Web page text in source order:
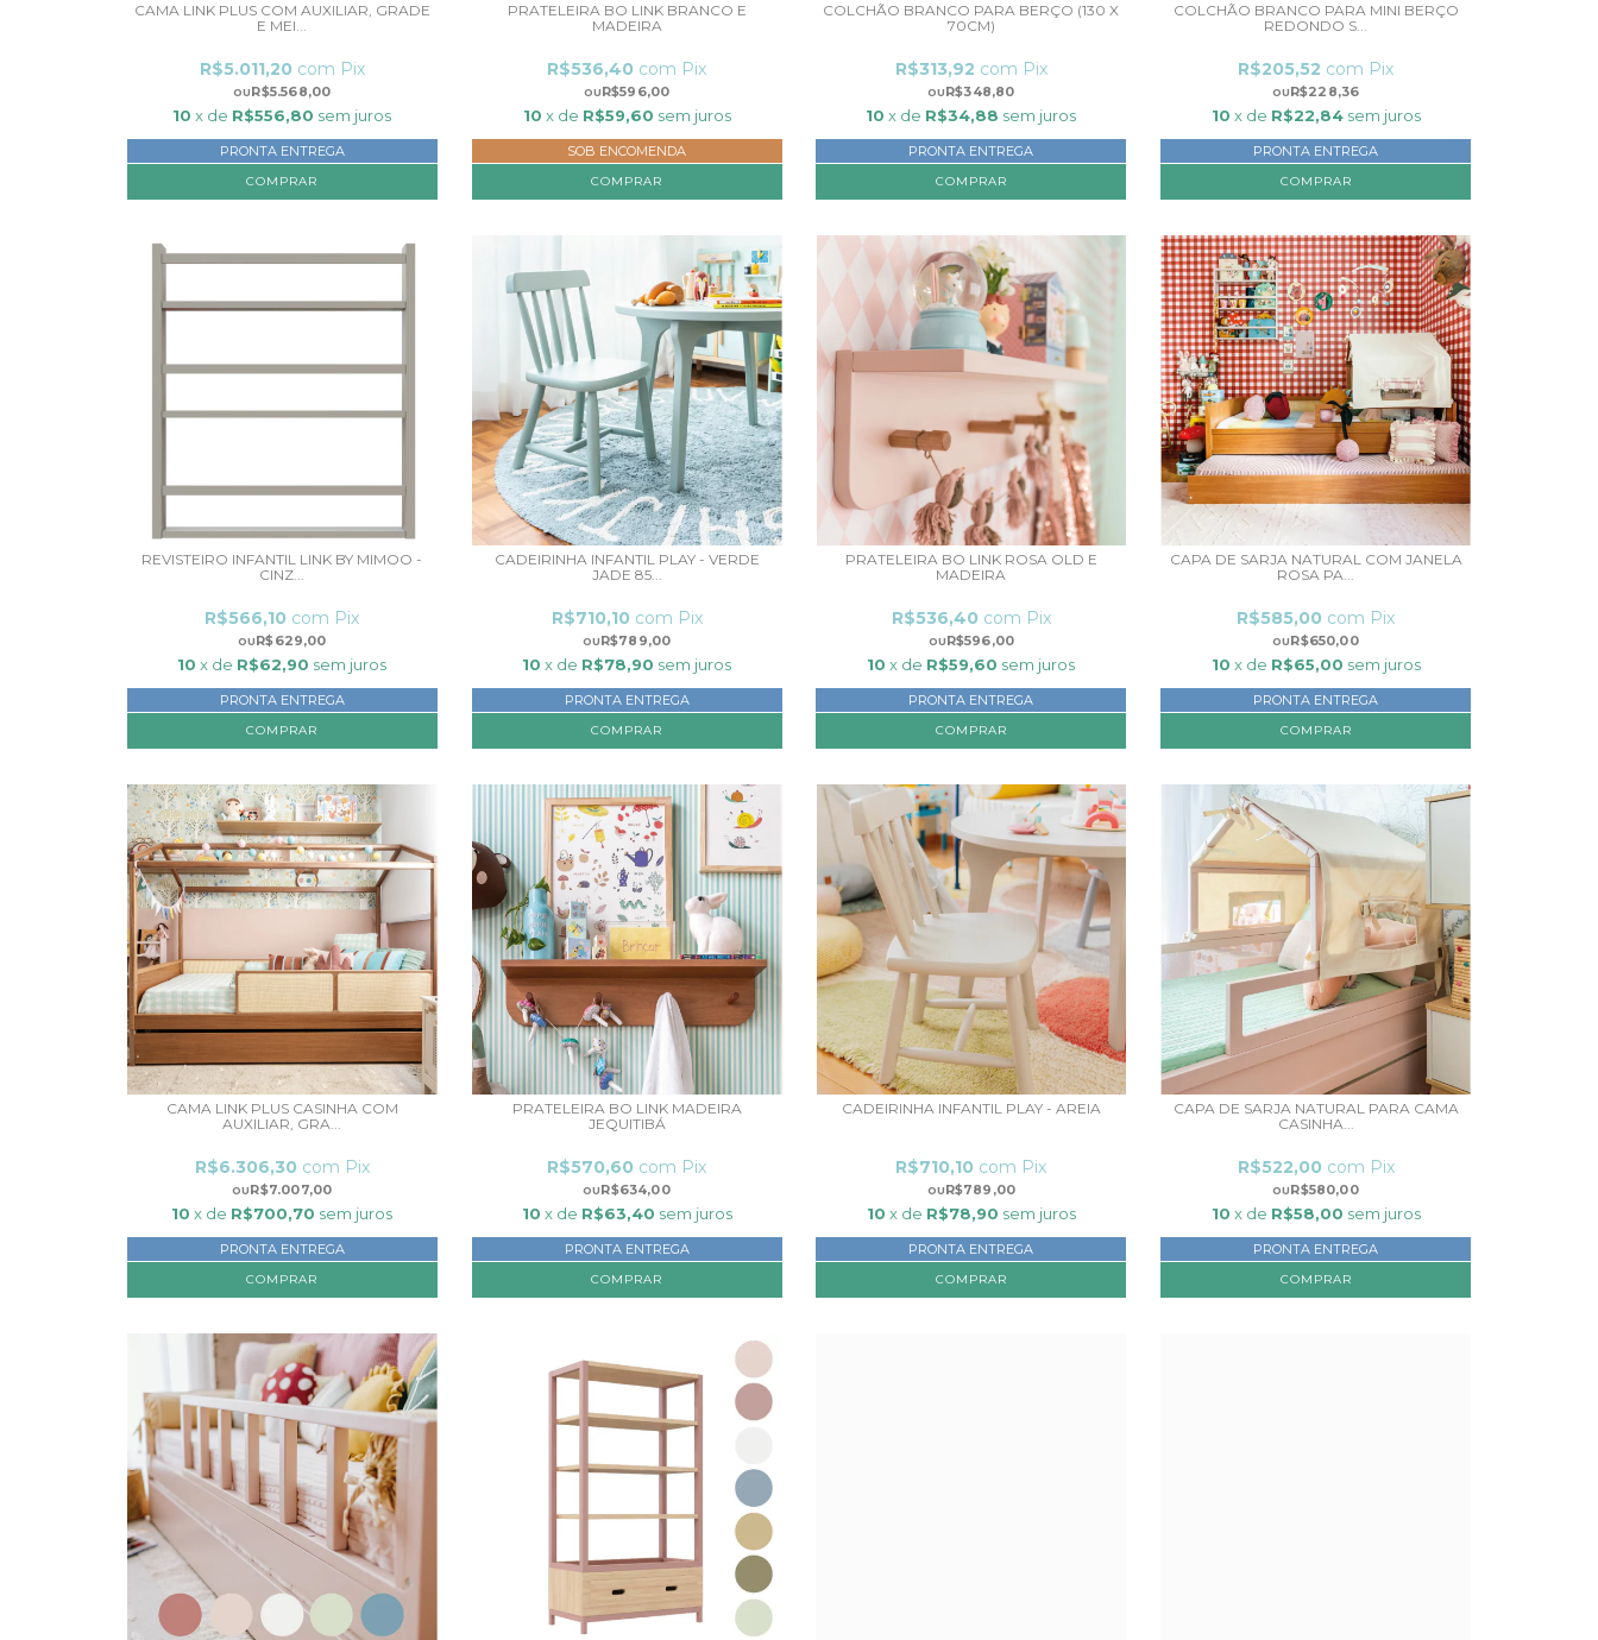
CAMA LINK PLUS COM AUXILIAR, GRADE
E MEI...
R$5.568,00
R$5.011,20 com Pix
10 x de R$556,80 sem juros
PRONTA ENTREGA
COMPRAR
PRATELEIRA BO LINK BRANCO E
MADEIRA
R$596,00
R$536,40 com Pix
10 x de R$59,60 sem juros
SOB ENCOMENDA
COMPRAR
COLCHÃO BRANCO PARA BERÇO (130 X
70CM)
R$348,80
R$313,92 com Pix
10 x de R$34,88 sem juros
PRONTA ENTREGA
COLCHÃO BRANCO PARA MINI BERÇO
REDONDO S...
R$228,36
R$205,52 com Pix
10 x de R$22,84 sem juros
PRONTA ENTREGA
REVISTEIRO INFANTIL LINK BY MIMOO -
CINZ...
R$629,00
R$566,10 com Pix
10 x de R$62,90 sem juros
PRONTA ENTREGA
CADEIRINHA INFANTIL PLAY - VERDE
JADE 85...
R$789,00
R$710,10 com Pix
10 x de R$78,90 sem juros
PRONTA ENTREGA
COMPRAR
PRATELEIRA BO LINK ROSA OLD E
MADEIRA
R$596,00
R$536,40 com Pix
10 x de R$59,60 sem juros
PRONTA ENTREGA
COMPRAR
CAPA DE SARJA NATURAL COM JANELA
ROSA PA...
R$650,00
R$585,00 com Pix
10 x de R$65,00 sem juros
PRONTA ENTREGA
CAMA LINK PLUS CASINHA COM
AUXILIAR, GRA...
R$7.007,00
R$6.306,30 com Pix
10 x de R$700,70 sem juros
PRONTA ENTREGA
COMPRAR
PRATELEIRA BO LINK MADEIRA
JEQUITIBÁ
R$634,00
R$570,60 com Pix
10 x de R$63,40 sem juros
PRONTA ENTREGA
COMPRAR
CADEIRINHA INFANTIL PLAY - AREIA
R$789,00
R$710,10 com Pix
10 x de R$78,90 sem juros
PRONTA ENTREGA
COMPRAR
CAPA DE SARJA NATURAL PARA CAMA
CASINHA...
R$580,00
R$522,00 com Pix
10 x de R$58,00 sem juros
PRONTA ENTREGA